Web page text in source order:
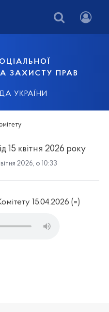
ЗАХИСТУ ПРАВ
УКРАЇНИ
15 квітня 2026 року
2026, о 10:33
15.04.2026 (=)